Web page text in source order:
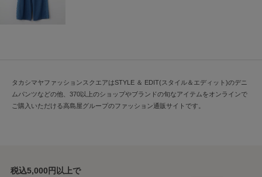
タカシマヤファッションスクエアはSTYLE ＆ EDIT(スタイル＆エディット)のデニ
ムパンツなどの他、370以上のショップやブランドの旬なアイテムをオンラインで
ご購入いただける高島屋グループのファッション通販サイトです。
税込5,000円以上で